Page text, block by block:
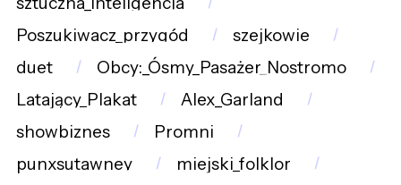
Poszukiwacz_przygód
szejkowie
duet
Obcy:_Ósmy_Pasażer_Nostromo
Latający_Plakat
Alex_Garland
showbiznes
Promni
punxsutawney
miejski_folklor